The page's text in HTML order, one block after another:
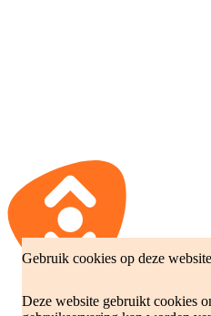
Gebruik cookies op deze website
Deze website gebruikt cookies